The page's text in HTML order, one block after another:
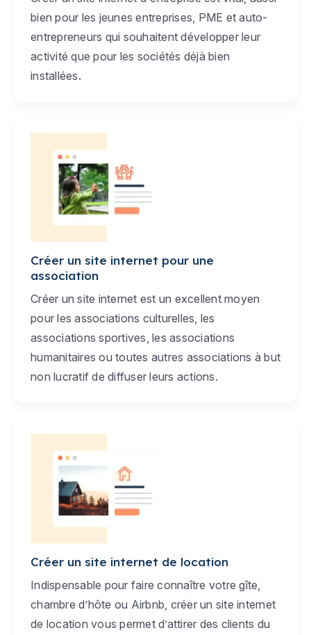
bien pour les jeunes entreprises, PME et auto-
entrepreneurs qui souhaitent développer leur
activité que pour les sociétés déjà bien
installées.
Créer un site internet pour une
association
Créer un site internet est un excellent moyen
pour les associations culturelles, les
associations sportives, les associations
humanitaires ou toutes autres associations à but
non lucratif de diffuser leurs actions.
Créer un site internet de location
Indispensable pour faire connaître votre gîte,
chambre d’hôte ou Airbnb, créer un site internet
de location vous permet d’attirer des clients du